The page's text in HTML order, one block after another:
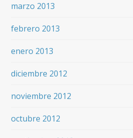
marzo 2013
febrero 2013
enero 2013
diciembre 2012
noviembre 2012
octubre 2012